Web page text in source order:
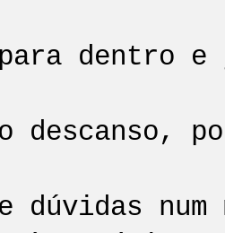
dentro e
descanso,
dúvidas